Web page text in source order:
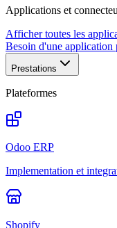
Applications et
Afficher toutes les
Besoin d'une application
Prestations
Plateformes
Odoo ERP
Implementation et
Shopify